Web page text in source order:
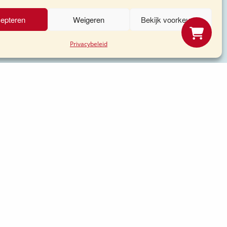
Weigeren Bekijk voorkeuren
Privacybeleid